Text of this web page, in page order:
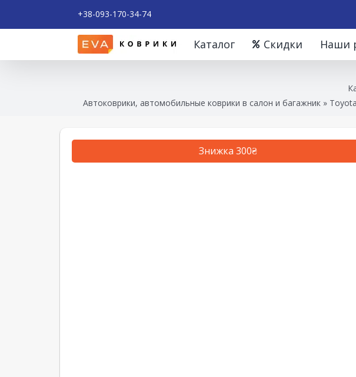
+38-093-170-34-74
Каталог Скидки Наши
Автоковрики, автомобильные коврики в салон и багажник»
Знижка 300₴